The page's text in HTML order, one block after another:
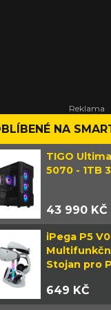
NA
TIGO
5070 - 1TB
43 990 KČ
iPega P5
Stojan pro
649 KČ